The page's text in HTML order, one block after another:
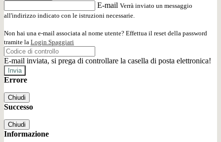
E-mail Verrà inviato un messaggio
all'indirizzo indicato con le istruzioni necessarie.
Non hai una e-mail associata al nome utente? Effettua il reset della password
tramite la Login Spaggiari
E-mail inviata, si prega di controllare la casella di posta elettronica!
Errore
Chiudi
Successo
Chiudi
Informazione